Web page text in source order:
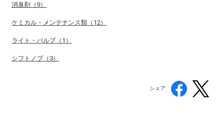
消臭剤（9）
ケミカル・メンテナンス類（12）
ライト・バルブ（1）
シフトノブ（3）
シェア